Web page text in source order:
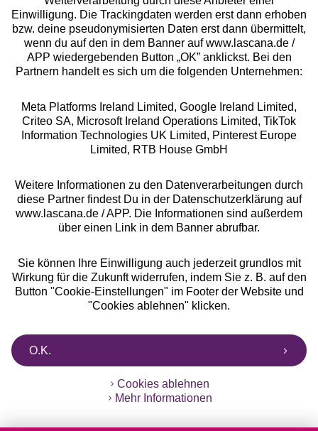
Rechtliches
Alle Preise inkl. MwSt., zzgl.
Versandkosten
** Bonität vorausgesetzt, berechtigt zur Bonitätsprüfung
Einwilligung. Die Trackingdaten werden erst dann erhoben
bzw. deine pseudonymisierten Daten erst dann übermittelt,
wenn du auf den in dem Banner auf www.lascana.de /
APP wiedergebenden Button „OK” anklickst. Bei den
Partnern handelt es sich um die folgenden Unternehmen:
Meta Platforms Ireland Limited, Google Ireland Limited,
Criteo SA, Microsoft Ireland Operations Limited, TikTok
Information Technologies UK Limited, Pinterest Europe
Limited, RTB House GmbH
Weitere Informationen zu den Datenverarbeitungen durch
diese Partner findest Du in der Datenschutzerklärung auf
www.lascana.de / APP. Die Informationen sind außerdem
über einen Link in dem Banner abrufbar.
Sie können Ihre Einwilligung auch jederzeit grundlos mit
Wirkung für die Zukunft widerrufen, indem Sie z. B. auf den
Button "Cookie-Einstellungen" im Footer der Website und
"Cookies ablehnen" klicken.
O.K.
Cookies ablehnen
Mehr Informationen